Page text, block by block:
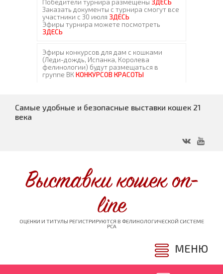
Самые удобные и безопасные выставки кошек 21
века
Выставки кошек on-
line
ОЦЕНКИ И ТИТУЛЫ РЕГИСТРИРУЮТСЯ В ФЕЛИНОЛОГИЧЕСКОЙ СИСТЕМЕ
PCA
МЕНЮ